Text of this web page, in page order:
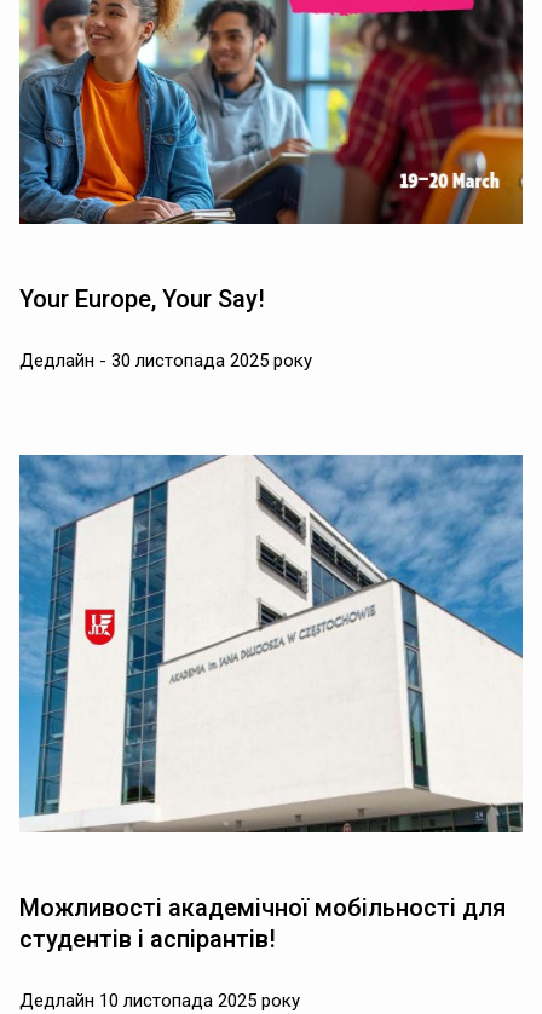
Your Europe, Your Say!
Дедлайн - 30 листопада 2025 року
Можливості академічної мобільності для
студентів і аспірантів!
Дедлайн 10 листопада 2025 року